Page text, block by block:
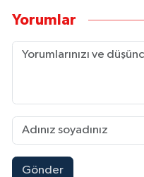
Yorumlar
Gönder